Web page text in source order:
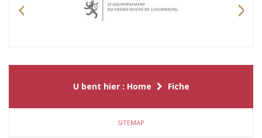
U bent hier : Home Fiche
SITEMAP